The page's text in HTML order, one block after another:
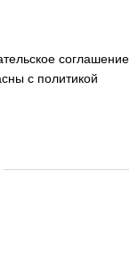
соглашение
с политикой